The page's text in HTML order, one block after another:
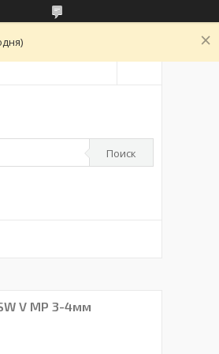
Поиск
V MP 3-4мм